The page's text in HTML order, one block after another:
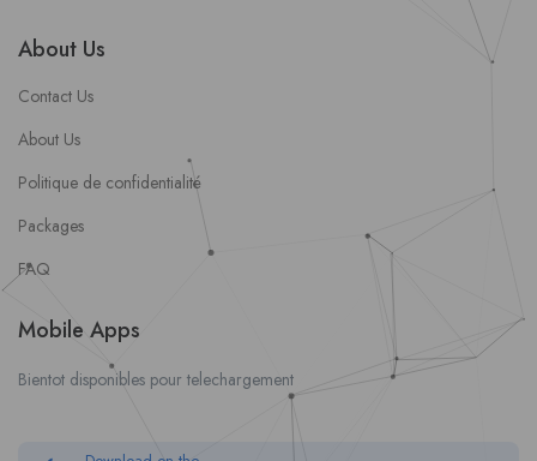
About Us
Contact Us
About Us
Politique de confidentialité
Packages
FAQ
Mobile Apps
Bientot disponibles pour telechargement